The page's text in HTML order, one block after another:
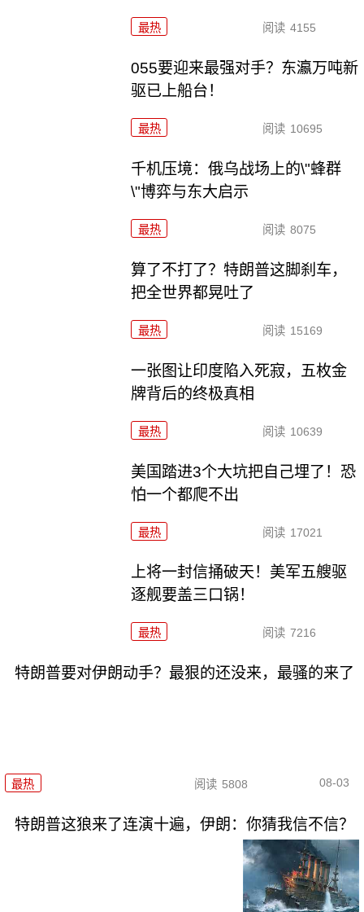
最热 阅读 4155
055要迎来最强对手？东瀛万吨新
驱已上船台！
最热 阅读 10695
千机压境：俄乌战场上的\"蜂群
\"博弈与东大启示
最热 阅读 8075
算了不打了？特朗普这脚刹车，
把全世界都晃吐了
最热 阅读 15169
一张图让印度陷入死寂，五枚金
牌背后的终极真相
最热 阅读 10639
美国踏进3个大坑把自己埋了！恐
怕一个都爬不出
最热 阅读 17021
上将一封信捅破天！美军五艘驱
逐舰要盖三口锅！
最热 阅读 7216
特朗普要对伊朗动手？最狠的还没来，最骚的来了
最热 阅读 5808 08-03
特朗普这狼来了连演十遍，伊朗：你猜我信不信？